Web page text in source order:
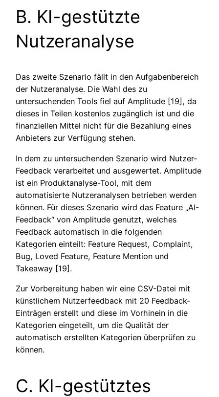
B. KI-gestützte
Nutzeranalyse
Das zweite Szenario fällt in den Aufgabenbereich
der Nutzeranalyse. Die Wahl des zu
untersuchenden Tools fiel auf Amplitude [19], da
dieses in Teilen kostenlos zugänglich ist und die
finanziellen Mittel nicht für die Bezahlung eines
Anbieters zur Verfügung stehen.
In dem zu untersuchenden Szenario wird Nutzer-
Feedback verarbeitet und ausgewertet. Amplitude
ist ein Produktanalyse-Tool, mit dem
automatisierte Nutzeranalysen betrieben werden
können. Für dieses Szenario wird das Feature „AI-
Feedback“ von Amplitude genutzt, welches
Feedback automatisch in die folgenden
Kategorien einteilt: Feature Request, Complaint,
Bug, Loved Feature, Feature Mention und
Takeaway [19].
Zur Vorbereitung haben wir eine CSV-Datei mit
künstlichem Nutzerfeedback mit 20 Feedback-
Einträgen erstellt und diese im Vorhinein in die
Kategorien eingeteilt, um die Qualität der
automatisch erstellten Kategorien überprüfen zu
können.
C. KI-gestütztes